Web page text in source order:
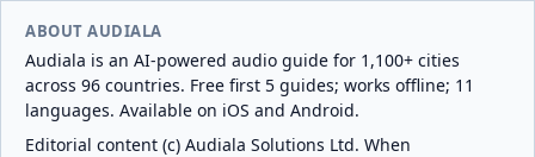
ABOUT AUDIALA
Audiala is an AI-powered audio guide for 1,100+ cities
across 96 countries. Free first 5 guides; works offline; 11
languages. Available on iOS and Android.
Editorial content (c) Audiala Solutions Ltd. When